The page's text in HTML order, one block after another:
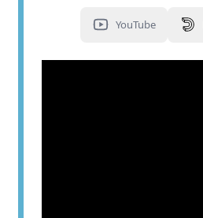
YouTube